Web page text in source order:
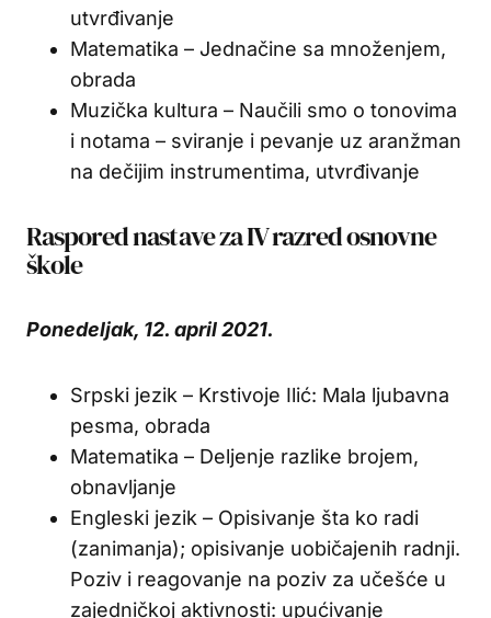
utvrđivanje
Matematika – Jednačine sa množenjem,
obrada
Muzička kultura – Naučili smo o tonovima
i notama – sviranje i pevanje uz aranžman
na dečijim instrumentima, utvrđivanje
Raspored nastave za IV razred osnovne
škole
Ponedeljak, 12. april 2021.
Srpski jezik – Krstivoje Ilić: Mala ljubavna
pesma, obrada
Matematika – Deljenje razlike brojem,
obnavljanje
Engleski jezik – Opisivanje šta ko radi
(zanimanja); opisivanje uobičajenih radnji.
Poziv i reagovanje na poziv za učešće u
zajedničkoj aktivnosti: upućivanje